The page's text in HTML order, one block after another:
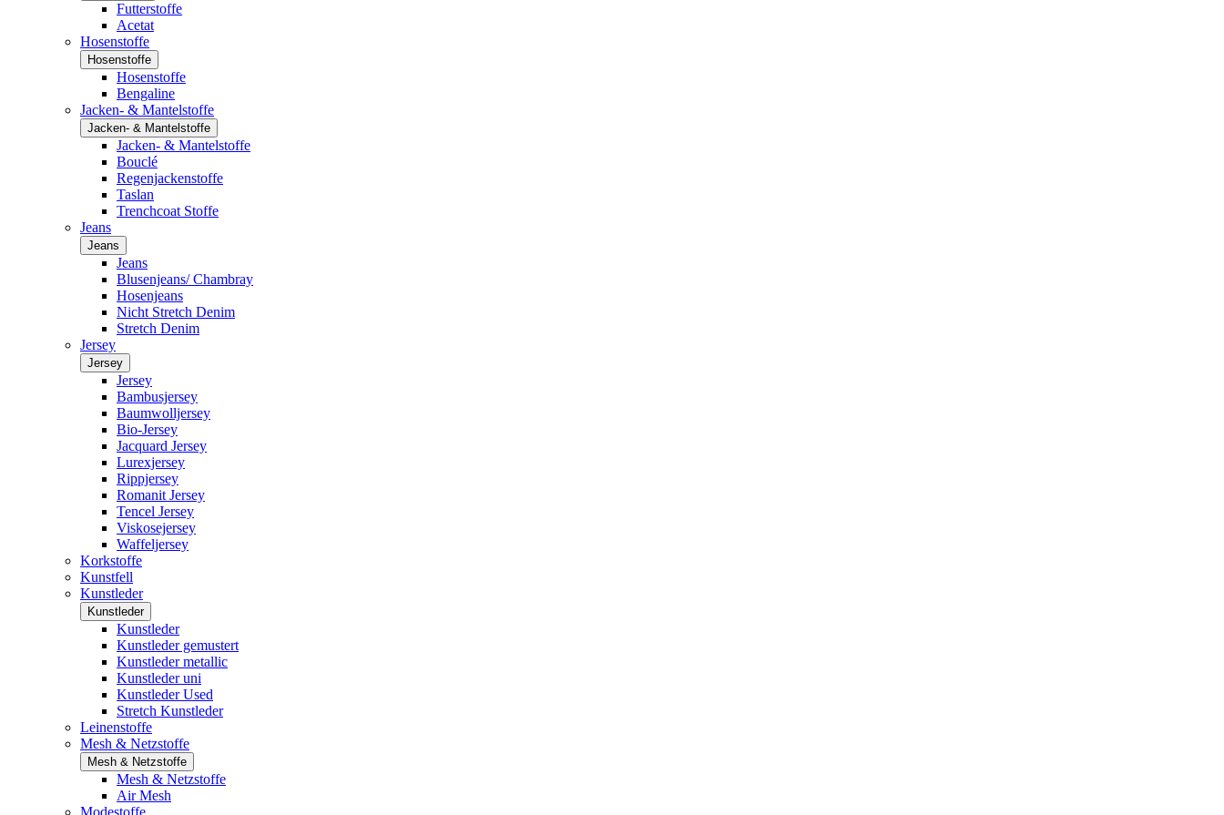
Futterstoffe
Acetat
Hosenstoffe
Hosenstoffe
Hosenstoffe
Bengaline
Jacken- & Mantelstoffe
Jacken- & Mantelstoffe
Jacken- & Mantelstoffe
Bouclé
Regenjackenstoffe
Taslan
Trenchcoat Stoffe
Jeans
Jeans
Jeans
Blusenjeans/ Chambray
Hosenjeans
Nicht Stretch Denim
Stretch Denim
Jersey
Jersey
Jersey
Bambusjersey
Baumwolljersey
Bio-Jersey
Jacquard Jersey
Lurexjersey
Rippjersey
Romanit Jersey
Tencel Jersey
Viskosejersey
Waffeljersey
Korkstoffe
Kunstfell
Kunstleder
Kunstleder
Kunstleder
Kunstleder gemustert
Kunstleder metallic
Kunstleder uni
Kunstleder Used
Stretch Kunstleder
Leinenstoffe
Mesh & Netzstoffe
Mesh & Netzstoffe
Mesh & Netzstoffe
Air Mesh
Modestoffe